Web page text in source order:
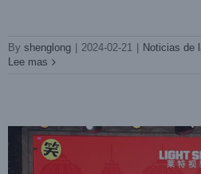
By shenglong 2024-02-21 Noticias de
Lee mas
Noticias de la